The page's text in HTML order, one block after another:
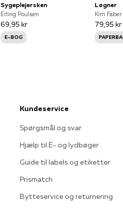
Sygeplejersken
Erling Poulsen
69,95 kr
E-BOG
Løgner
Kim
79,95 kr
Kundeservice
Spørgsmål og svar
Hjælp til E- og lydbøger
Guide til labels og etiketter
Prismatch
Bytteservice og returnering